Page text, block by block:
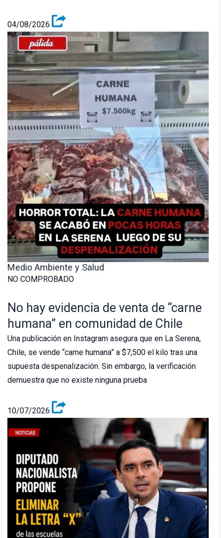
04/08/2026
Medio Ambiente y Salud
NO COMPROBADO
No hay evidencia de venta de “carne
humana” en comunidad de Chile
Una publicación en Instagram asegura que en La Serena,
Chile, se vende “carne humana” a $7,500 el kilo tras una
supuesta despenalización. Sin embargo, la verificación
demuestra que no existe ninguna prueba
10/07/2026